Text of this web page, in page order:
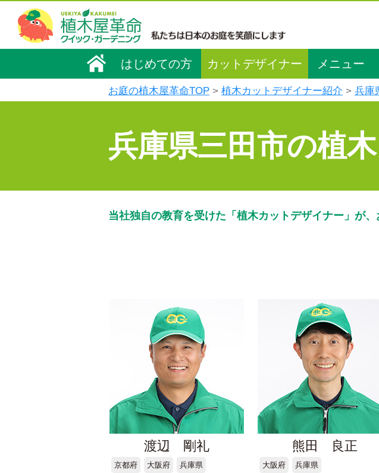
はじめての方 カットデザイナー メニュー
お庭の植木屋革命TOP 植木カットデザイナー紹介 兵庫
兵庫県三田市の植
当社独自の教育を受けた「植木カットデザイナー」が
渡辺 剛礼
京都府 大阪府 兵庫県
熊田 良正
大阪府 兵庫県